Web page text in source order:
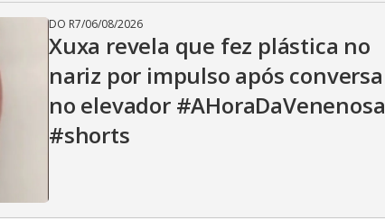
DO R7/06/08/2026
Xuxa revela que fez plástica no
nariz por impulso após conversa
no elevador #AHoraDaVenenosa
#shorts